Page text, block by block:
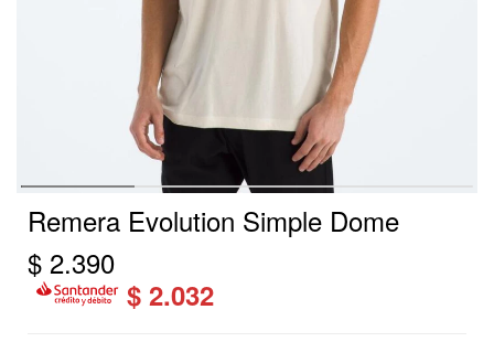
Remera Evolution Simple Dome
$ 2.390
$ 2.032